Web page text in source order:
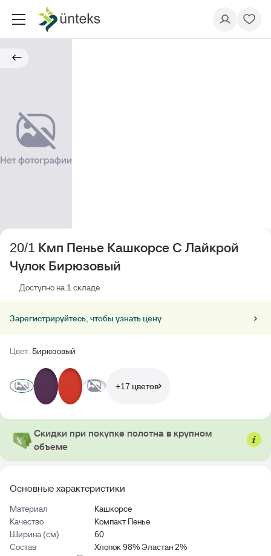
Основные характеристики
Материал
Кашкорсе
Качество
Компакт Пенье
Ширина (см)
60
Состав
Хлопок 98% Эластан 2%
20/1 Кмп Пенье Кашкорсе С Лайкрой
Чулок Бирюзовый
Доступно на 1 складе
Зарегистрируйтесь, чтобы узнать цену
Цвет: Бирюзовый
+17 цветов
Скидки при покупке полотна в крупном
объеме